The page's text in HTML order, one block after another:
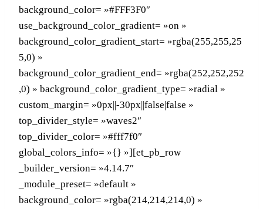
background_color= »#FFF3F0″
use_background_color_gradient= »on »
background_color_gradient_start= »rgba(255,255,25
5,0) »
background_color_gradient_end= »rgba(252,252,252
,0) » background_color_gradient_type= »radial »
custom_margin= »0px||-30px||false|false »
top_divider_style= »waves2″
top_divider_color= »#fff7f0″
global_colors_info= »{} »][et_pb_row
_builder_version= »4.14.7″
_module_preset= »default »
background_color= »rgba(214,214,214,0) »